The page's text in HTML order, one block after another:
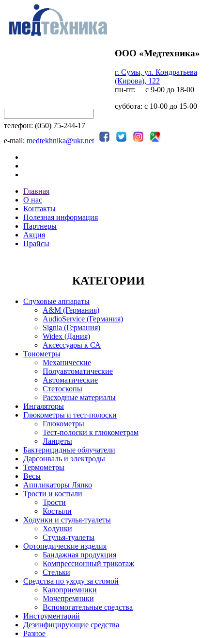
ООО «Медтехника»
г. Сумы, ул. Кондратьева
(Кирова), 122
пн-пт: с 9-00 до 18-00
суббота: с 10-00 до 15-00
телефон: (050) 75-244-17
e-mail: medtekhnika@ukr.net
Главная
О нас
Контакты
Полезная информация
Партнеры
Акция
Прайсы
КАТЕГОРИИ
Слуховые аппараты
A&M (Германия)
AudioService (Германия)
Signia (Германия)
Widex (Дания)
Аксессуары к СА
Тонометры
Механические
Полуавтоматические
Автоматические
Стетоскопы
Расходные материалы
Ингаляторы
Глюкометры и тест-полоски
Глюкометры
Тест-полоски к глюкометрам
Ланцеты
Бактерицидные облучатели
Дарсонваль и электроды
Термометры
Весы
Аппликаторы Ляпко
Трости и костыли
Трости
Костыли
Ходунки и стулья-туалеты
Ходунки
Стулья-туалеты
Ортопедические изделия
Бандажная продукция
Компрессионный трикотаж
Стельки
Средства по уходу за стомой
Калоприемники
Мочепремники
Вспомогательные средства
Инструментарий
Дезинфицирующие средства
Разное